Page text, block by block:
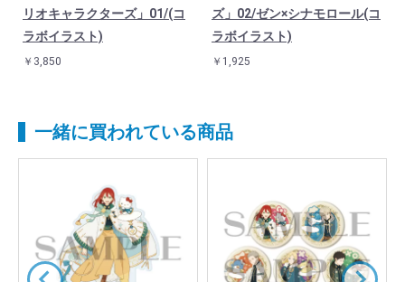
リオキャラクターズ」01/(コ
ラボイラスト)
￥3,850
ズ」02/ゼン×シナモロール(コ
ラボイラスト)
￥1,925
一緒に買われている商品